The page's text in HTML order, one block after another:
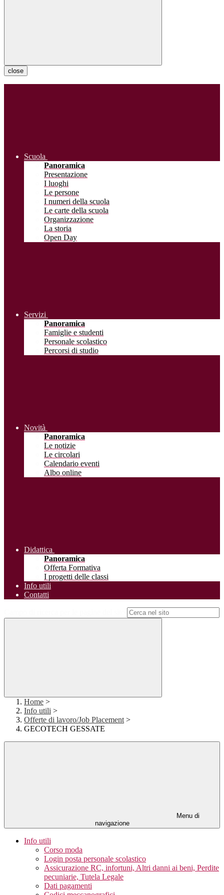
close
Scuola
Panoramica
Presentazione
I luoghi
Le persone
I numeri della scuola
Le carte della scuola
Organizzazione
La storia
Open Day
Servizi
Panoramica
Famiglie e studenti
Personale scolastico
Percorsi di studio
Novità
Panoramica
Le notizie
Le circolari
Calendario eventi
Albo online
Didattica
Panoramica
Offerta Formativa
I progetti delle classi
Info utili
Contatti
Home >
Info utili >
Offerte di lavoro/Job Placement >
GECOTECH GESSATE
Menu di
navigazione
Info utili
Corso moda
Login posta personale scolastico
Assicurazione RC, infortuni, Altri danni ai beni, Perdite
pecuniarie, Tutela Legale
Dati pagamenti